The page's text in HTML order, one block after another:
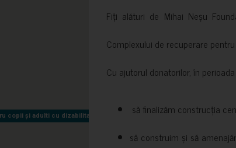
copii și adulti cu dizabilitati neuromotorii Sfântul Nectarie
copii și adulti cu dizabilitati neuromotorii Sfântul Nectarie
Fiți alături de Mihai Neșu
Complexului de recuperare
Cu ajutorul donatorilor, în
să finalizăm construcția
să construim și să